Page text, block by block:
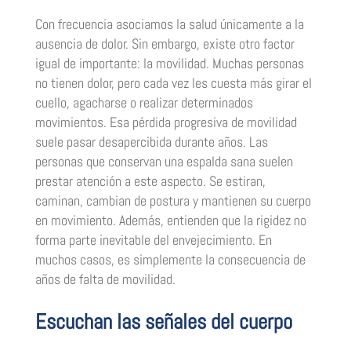
Con frecuencia asociamos la salud únicamente a la
ausencia de dolor. Sin embargo, existe otro factor
igual de importante: la movilidad. Muchas personas
no tienen dolor, pero cada vez les cuesta más girar el
cuello, agacharse o realizar determinados
movimientos. Esa pérdida progresiva de movilidad
suele pasar desapercibida durante años. Las
personas que conservan una espalda sana suelen
prestar atención a este aspecto. Se estiran,
caminan, cambian de postura y mantienen su cuerpo
en movimiento. Además, entienden que la rigidez no
forma parte inevitable del envejecimiento. En
muchos casos, es simplemente la consecuencia de
años de falta de movilidad.
Escuchan las señales del cuerpo